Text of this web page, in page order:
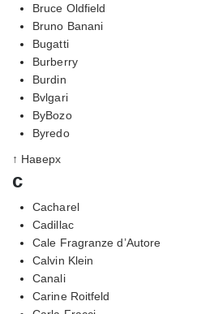
Bruce Oldfield
Bruno Banani
Bugatti
Burberry
Burdin
Bvlgari
ByBozo
Byredo
↑ Наверх
c
Cacharel
Cadillac
Cale Fragranze d’Autore
Calvin Klein
Canali
Carine Roitfeld